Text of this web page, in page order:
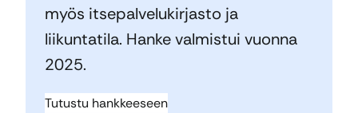
myös itsepalvelukirjasto ja
liikuntatila. Hanke valmistui vuonna
2025.
Tutustu hankkeeseen